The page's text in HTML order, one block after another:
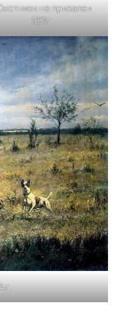
на привале»
1871г.